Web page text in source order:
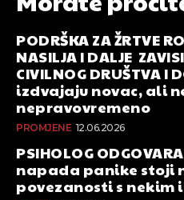
PODRŠKA ZA ŽRTVE
NASILJA I DALJE
CIVILNOG DRUŠTVA I
izdvajaju novac, ali
nepravovremeno
PROMJENE 12.06.2026
PSIHOLOG
napada panike stoji
povezanosti s nekim